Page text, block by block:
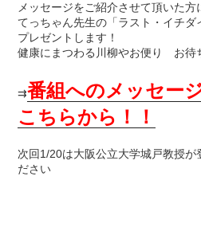
メッセージをご紹介させて頂いた方
てっちゃん先生の「ラスト・イチダ
プレゼントします！
健康にまつわる川柳やお便り お待
⇉番組へのメッセー
こちらから！！
次回1/20は大阪公立大学城戸教授が
ださい